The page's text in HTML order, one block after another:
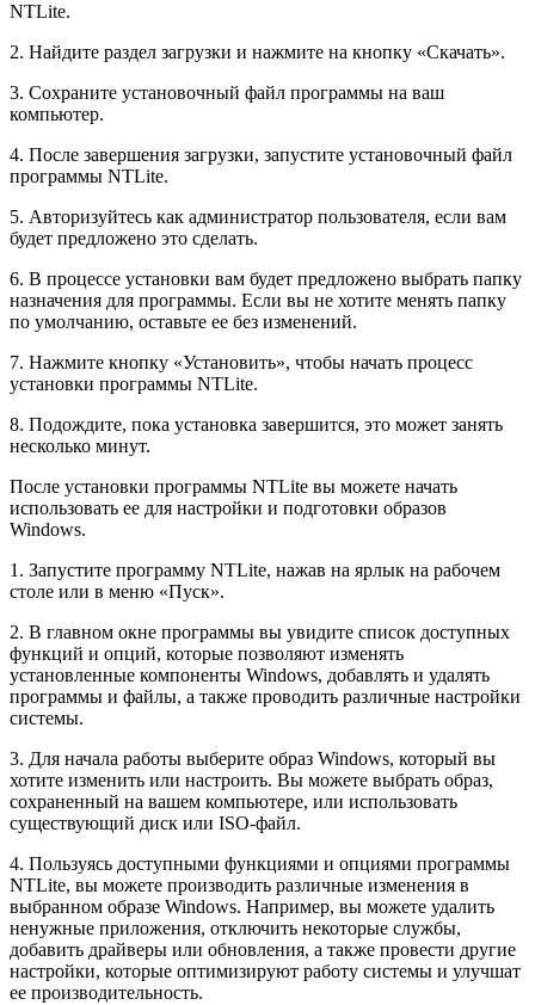
NTLite.
2. Найдите раздел загрузки и нажмите на кнопку «Скачать».
3. Сохраните установочный файл программы на ваш
компьютер.
4. После завершения загрузки, запустите установочный файл
программы NTLite.
5. Авторизуйтесь как администратор пользователя, если вам
будет предложено это сделать.
6. В процессе установки вам будет предложено выбрать папку
назначения для программы. Если вы не хотите менять папку
по умолчанию, оставьте ее без изменений.
7. Нажмите кнопку «Установить», чтобы начать процесс
установки программы NTLite.
8. Подождите, пока установка завершится, это может занять
несколько минут.
После установки программы NTLite вы можете начать
использовать ее для настройки и подготовки образов
Windows.
1. Запустите программу NTLite, нажав на ярлык на рабочем
столе или в меню «Пуск».
2. В главном окне программы вы увидите список доступных
функций и опций, которые позволяют изменять
установленные компоненты Windows, добавлять и удалять
программы и файлы, а также проводить различные настройки
системы.
3. Для начала работы выберите образ Windows, который вы
хотите изменить или настроить. Вы можете выбрать образ,
сохраненный на вашем компьютере, или использовать
существующий диск или ISO-файл.
4. Пользуясь доступными функциями и опциями программы
NTLite, вы можете производить различные изменения в
выбранном образе Windows. Например, вы можете удалить
ненужные приложения, отключить некоторые службы,
добавить драйверы или обновления, а также провести другие
настройки, которые оптимизируют работу системы и улучшат
ее производительность.